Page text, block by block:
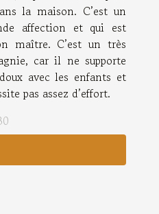
la maison. C’est un
affection et qui est
maître. C’est un très
car il ne supporte
avec les enfants et
pas assez d’effort.